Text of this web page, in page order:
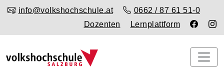
info@volkshochschule.at
0662 / 87 61 51-0
Dozenten
Lernplattform